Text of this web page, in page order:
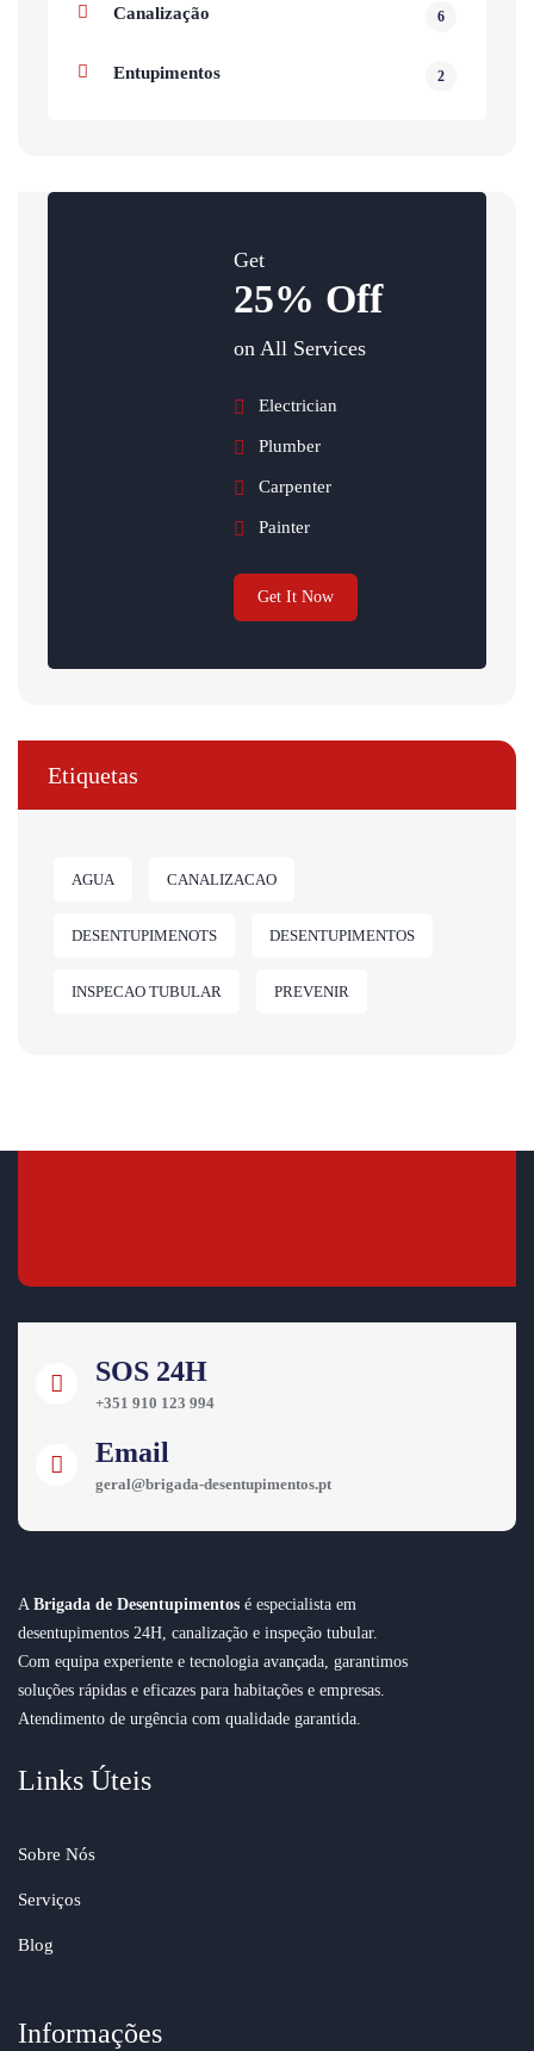
Canalização 6
Entupimentos 2
Get
25% Off
on All Services
Electrician
Plumber
Carpenter
Painter
Get It Now
Etiquetas
AGUA CANALIZACAO
DESENTUPIMENOTS DESENTUPIMENTOS
INSPECAO TUBULAR PREVENIR
SOS 24H
+351 910 123 994
Email
geral@brigada-desentupimentos.pt
A Brigada de Desentupimentos é especialista em
desentupimentos 24H, canalização e inspeção tubular.
Com equipa experiente e tecnologia avançada, garantimos
soluções rápidas e eficazes para habitações e empresas.
Atendimento de urgência com qualidade garantida.
Links Úteis
Sobre Nós
Serviços
Blog
Informações